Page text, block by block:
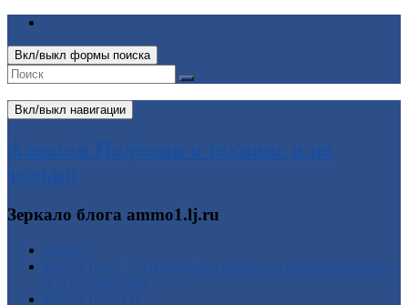
Вкл/выкл формы поиска
Вкл/выкл навигации
Алексей Надёжин о технике и не
только
Зеркало блога ammo1.lj.ru